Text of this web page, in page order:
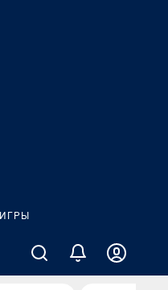
ИГРЫ